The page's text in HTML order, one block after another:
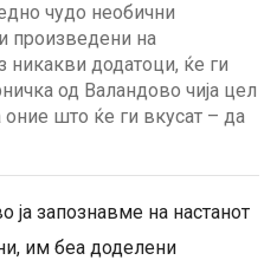
чудо необични
произведени на
никакви додатоци, ќе ги
од Валандово чија цел
оние што ќе ги вкусат – да
ја запознавме на настанот
им беа доделени